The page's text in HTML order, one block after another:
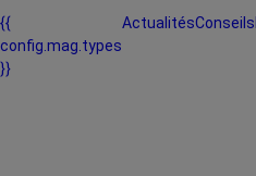
{{
config.mag.types
}}
ActualitésConseils